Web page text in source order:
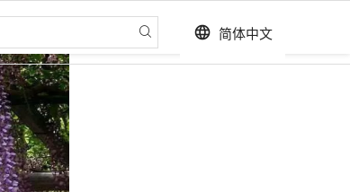
language 简体中文